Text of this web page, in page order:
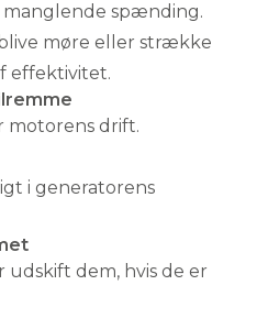
spænding.
møre eller strække
effektivitet.
motorens drift.
i generatorens
dem, hvis de er